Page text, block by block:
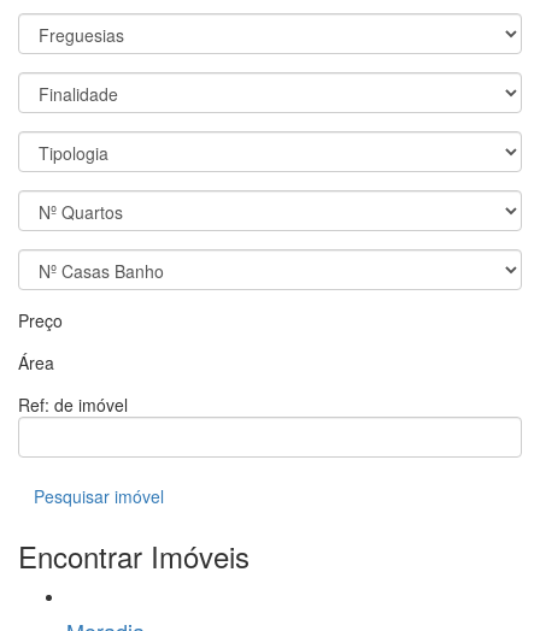
Preço
Área
Ref: de imóvel
Pesquisar imóvel
Encontrar Imóveis